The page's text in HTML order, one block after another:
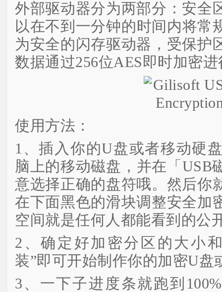
外部驱动器分为两部分：安全
以在不到一分钟的时间内将常
为安全的闪存驱动器，受保护
数据通过256位AES即时加密
使用方法：
1、插入你的U盘或者移动硬
脑上的移动磁盘，并在「USB
意选择正确的盘符哦。然后你
在下面黑色的滑块调整安全加
空间就是任何人都能看到的公
2、确定好加密分区的大小
装”即可开始制作你的加密U盘
3、一下子进度条就跑到